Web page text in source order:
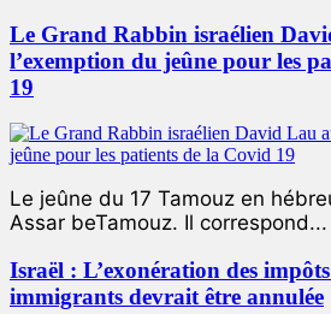
Le Grand Rabbin israélien
l’exemption du jeûne pour les
19
Le jeûne du 17 Tamouz en
Assar beTamouz. Il correspond...
Israël : L’exonération des
immigrants devrait être annulée